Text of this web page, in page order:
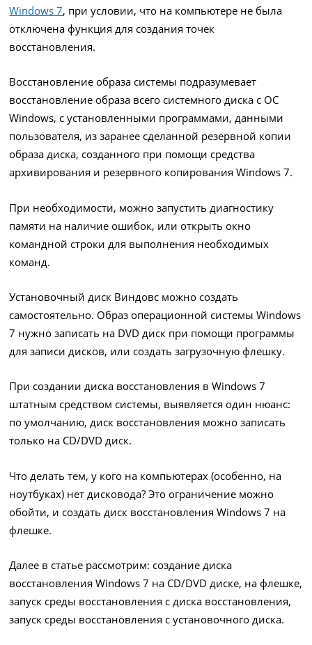
Windows 7, при условии, что на компьютере не была
отключена функция для создания точек
восстановления.
Восстановление образа системы подразумевает
восстановление образа всего системного диска с ОС
Windows, с установленными программами, данными
пользователя, из заранее сделанной резервной копии
образа диска, созданного при помощи средства
архивирования и резервного копирования Windows 7.
При необходимости, можно запустить диагностику
памяти на наличие ошибок, или открыть окно
командной строки для выполнения необходимых
команд.
Установочный диск Виндовс можно создать
самостоятельно. Образ операционной системы Windows
7 нужно записать на DVD диск при помощи программы
для записи дисков, или создать загрузочную флешку.
При создании диска восстановления в Windows 7
штатным средством системы, выявляется один нюанс:
по умолчанию, диск восстановления можно записать
только на CD/DVD диск.
Что делать тем, у кого на компьютерах (особенно, на
ноутбуках) нет дисковода? Это ограничение можно
обойти, и создать диск восстановления Windows 7 на
флешке.
Далее в статье рассмотрим: создание диска
восстановления Windows 7 на CD/DVD диске, на флешке,
запуск среды восстановления с диска восстановления,
запуск среды восстановления с установочного диска.